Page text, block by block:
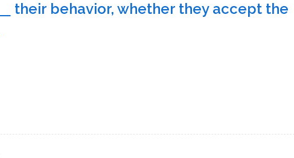
their behavior, whether they accept the